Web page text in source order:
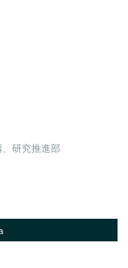
研究推進部